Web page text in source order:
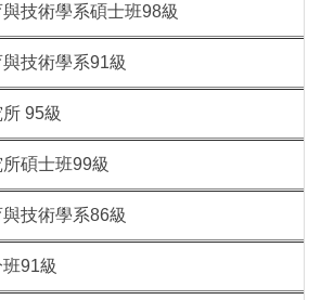
技術學系碩士班98級
技術學系91級
95級
碩士班99級
技術學系86級
91級